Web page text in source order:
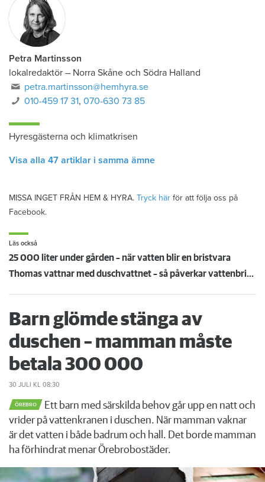
Petra Martinsson
lokalredaktör – Norra Skåne och Södra Halland
petra.martinsson@hemhyra.se
010-459 17 31,070-630 73 85
Hyresgästerna och klimatkrisen
Visa alla 47 artiklar i samma ämne
MISSA INGET FRÅN HEM & HYRA. Tryck här för att följa oss på
Facebook.
Läs också
25 000 liter under gården – när vatten blir en bristvara
Thomas vattnar med duschvattnet – så påverkar vattenbristen södra Sverige
Barn glömde stänga av
duschen – mamman måste
betala 300 000
30 JULI KL 08:30
ÖREBRO
Ett barn med särskilda behov går upp en natt och
vrider på vattenkranen i duschen. När mamman vaknar
är det vatten i både badrum och hall. Det borde mamman
ha förhindrat menar Örebrobostäder.